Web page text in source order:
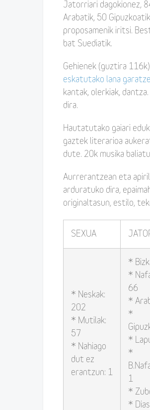
Jatorriari dagokionez,
Arabatik, 50
proposamenik iritsi.
bat Suediatik.
Gehienek (guztira
eskatutako lana
kantak, olerkiak,
dira.
Hautatutako gaiari
gaztek literarioa
dute. 20k musika
Aurrerantzean eta
arduratuko dira,
originaltasun, estilo,
SEXUA
* Neskak:
202
* Mutilak:
57
* Nahiago
dut ez
erantzun: 1
*
*
66
*
*
*
*
1
*
*